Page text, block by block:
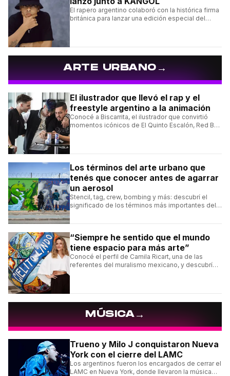
El rapero argentino colaboró con la histórica firma
británica para lanzar una edición especial del
ARTE URBANO→
El ilustrador que llevó el rap y el
freestyle argentino a la animación
Conocé a Biscarrita, el ilustrador que convirtió
momentos icónicos de El Quinto Escalón, Red Bull
Los términos del arte urbano que
tenés que conocer antes de agarrar
un aerosol
Stencil, tag, crew, bombing y más: descubrí el
significado de los términos más importantes del
“Siempre he sentido que el mundo
tiene espacio para más arte”
Conocé el perfil de Camila Ricart, una de las
referentes del muralismo mexicano, y descubrí
MÚSICA→
Trueno y Milo J conquistaron Nueva
York con el cierre del LAMC
Los argentinos fueron los encargados de cerrar el
LAMC en Nueva York, donde llevaron la música